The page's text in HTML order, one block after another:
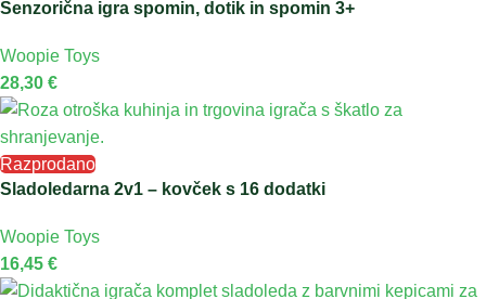
Senzorična igra spomin, dotik in spomin 3+
Woopie Toys
28,30 €
Razprodano
Sladoledarna 2v1 – kovček s 16 dodatki
Woopie Toys
16,45 €